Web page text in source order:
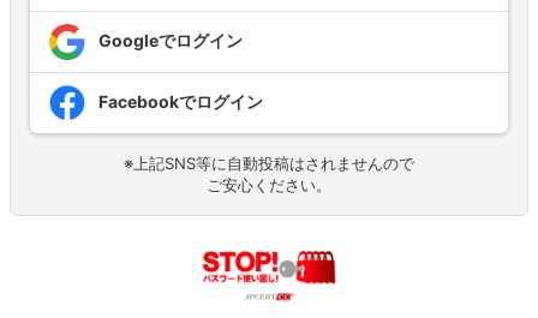
Googleでログイン
Facebookでログイン
※上記SNS等に自動投稿はされませんので
ご安心ください。